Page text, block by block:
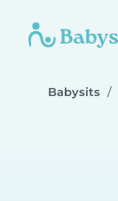
Babysits